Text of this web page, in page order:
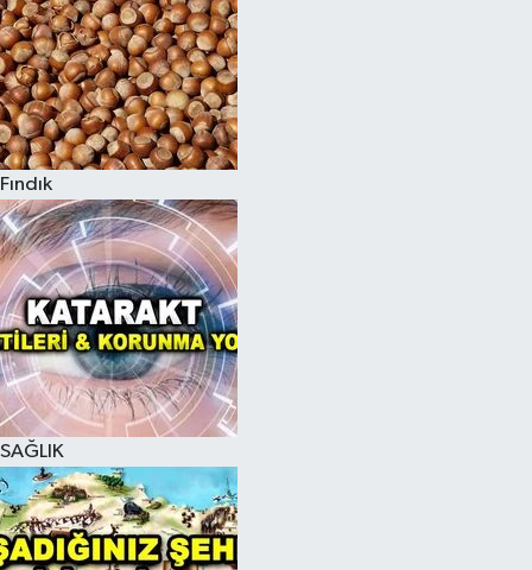
Fındık
SAĞLIK